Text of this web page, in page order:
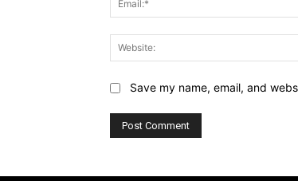
Save my name, email, and